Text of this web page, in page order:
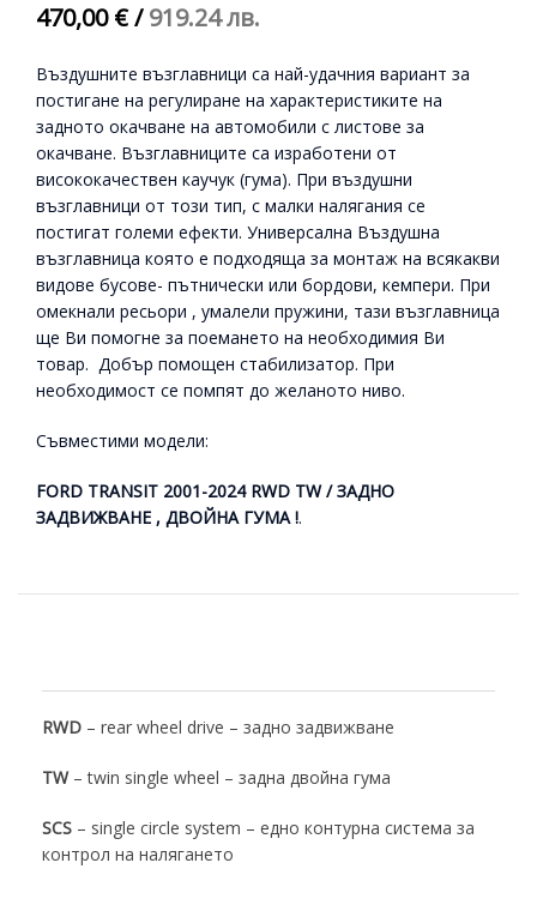
470,00 €/919.24 лв.
Въздушните възглавници са най-удачния вариант за
постигане на регулиране на характеристиките на
задното окачване на автомобили с листове за
окачване. Възглавниците са изработени от
висококачествен каучук (гума). При въздушни
възглавници от този тип, с малки налягания се
постигат големи ефекти. Универсална Въздушна
възглавница която е подходяща за монтаж на всякакви
видове бусове- пътнически или бордови, кемпери. При
омекнали ресьори , умалели пружини, тази възглавница
ще Ви помогне за поемането на необходимия Ви
товар. Добър помощен стабилизатор. При
необходимост се помпят до желаното ниво.
Съвместими модели:
FORD TRANSIT 2001-2024 RWD TW / ЗАДНО
ЗАДВИЖВАНЕ , ДВОЙНА ГУМА !.
RWD – rear wheel drive – задно задвижване
TW– twin single wheel – задна двойна гума
SCS – single circle system – едно контурна система за
контрол на налягането